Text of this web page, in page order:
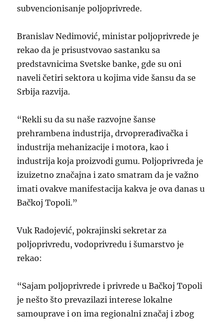
subvencionisanje poljoprivrede.
Branislav Nedimović, ministar poljoprivrede je
rekao da je prisustvovao sastanku sa
predstavnicima Svetske banke, gde su oni
naveli četiri sektora u kojima vide šansu da se
Srbija razvija.
“Rekli su da su naše razvojne šanse
prehrambena industrija, drvoprerađivačka i
industrija mehanizacije i motora, kao i
industrija koja proizvodi gumu. Poljoprivreda je
izuizetno značajna i zato smatram da je važno
imati ovakve manifestacija kakva je ova danas u
Bačkoj Topoli.”
Vuk Radojević, pokrajinski sekretar za
poljoprivredu, vodoprivredu i šumarstvo je
rekao:
“Sajam poljoprivrede i privrede u Bačkoj Topoli
je nešto što prevazilazi interese lokalne
samouprave i on ima regionalni značaj i zbog